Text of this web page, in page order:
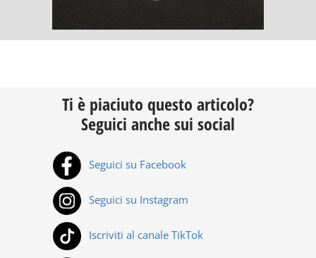
Ti è piaciuto questo articolo?
Seguici anche sui social
Seguici su Facebook
Seguici su Instagram
Iscriviti al canale TikTok